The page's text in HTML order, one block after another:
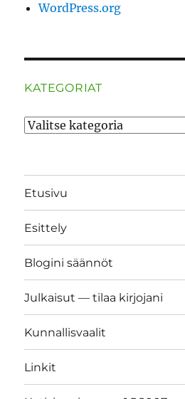
WordPress.org
KATEGORIAT
Kategoriat
Etusivu
Esittely
Blogini säännöt
Julkaisut — tilaa kirjojani
Kunnallisvaalit
Linkit